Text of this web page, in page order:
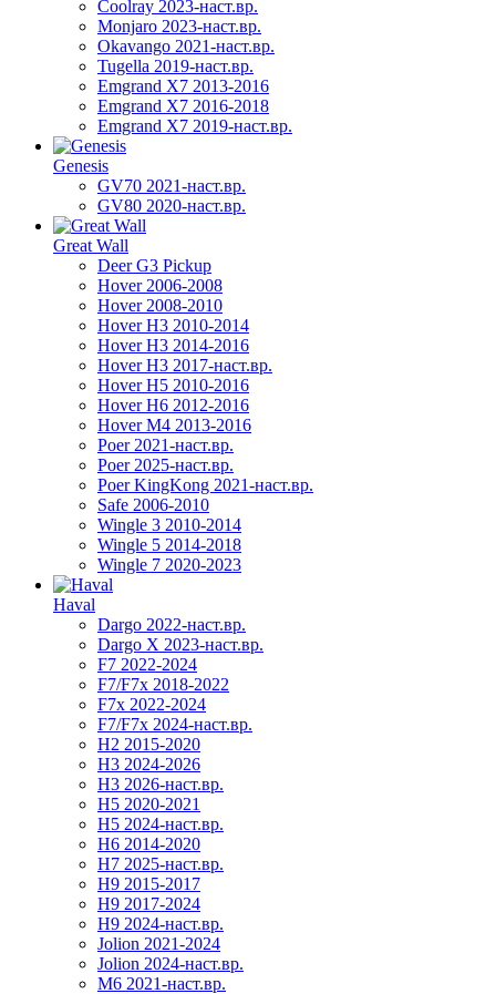
Coolray 2023-наст.вр.
Monjaro 2023-наст.вр.
Okavango 2021-наст.вр.
Tugella 2019-наст.вр.
Emgrand Х7 2013-2016
Emgrand X7 2016-2018
Emgrand X7 2019-наст.вр.
Genesis
GV70 2021-наст.вр.
GV80 2020-наст.вр.
Great Wall
Deer G3 Pickup
Hover 2006-2008
Hover 2008-2010
Hover H3 2010-2014
Hover H3 2014-2016
Hover H3 2017-наст.вр.
Hover H5 2010-2016
Hover H6 2012-2016
Hover M4 2013-2016
Poer 2021-наст.вр.
Poer 2025-наст.вр.
Poer KingKong 2021-наст.вр.
Safe 2006-2010
Wingle 3 2010-2014
Wingle 5 2014-2018
Wingle 7 2020-2023
Haval
Dargo 2022-наст.вр.
Dargo X 2023-наст.вр.
F7 2022-2024
F7/F7x 2018-2022
F7x 2022-2024
F7/F7x 2024-наст.вр.
H2 2015-2020
H3 2024-2026
H3 2026-наст.вр.
H5 2020-2021
H5 2024-наст.вр.
H6 2014-2020
H7 2025-наст.вр.
H9 2015-2017
H9 2017-2024
H9 2024-наст.вр.
Jolion 2021-2024
Jolion 2024-наст.вр.
М6 2021-наст.вр.